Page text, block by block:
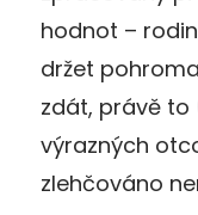
hodnot –
držet
zdát, právě to
výrazných
zlehčováno